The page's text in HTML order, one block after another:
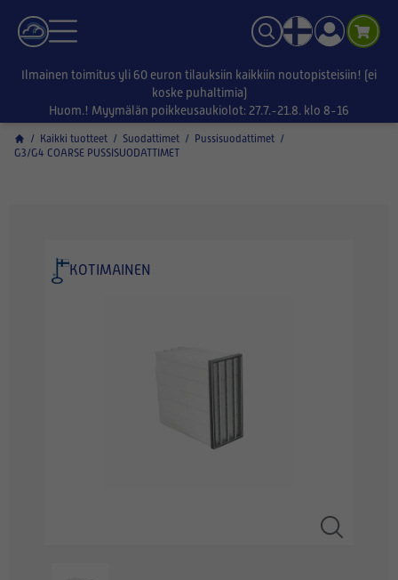
Ilmainen toimitus yli 60 euron tilauksiin kaikkiin noutopisteisiin! (ei
koske puhaltimia)
Huom.! Myymälän poikkeusaukiolot: 27.7.-21.8. klo 8-16
/ Kaikki tuotteet / Suodattimet / Pussisuodattimet /
G3/G4 COARSE PUSSISUODATTIMET
KOTIMAINEN